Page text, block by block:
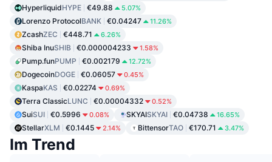
HyperliquidHYPE €49.88 5.07%
Lorenzo ProtocolBANK €0.04247 11.26%
ZcashZEC €448.71 6.26%
Shiba InuSHIB €0.000004233 1.58%
Pump.funPUMP €0.002179 12.72%
DogecoinDOGE €0.06057 0.45%
KaspaKAS €0.02274 0.69%
Terra ClassicLUNC €0.00004332 0.52%
SuiSUI €0.5996 0.08% SKYAISKYAI €0.04738 16.65%
StellarXLM €0.1445 2.14% BittensorTAO €170.71 3.47%
Im Trend